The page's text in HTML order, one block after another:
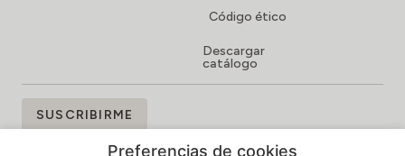
Código ético
Descargar
catálogo
SUSCRÍBETE
A SUSCRIBIRME
Preferencias de cookies